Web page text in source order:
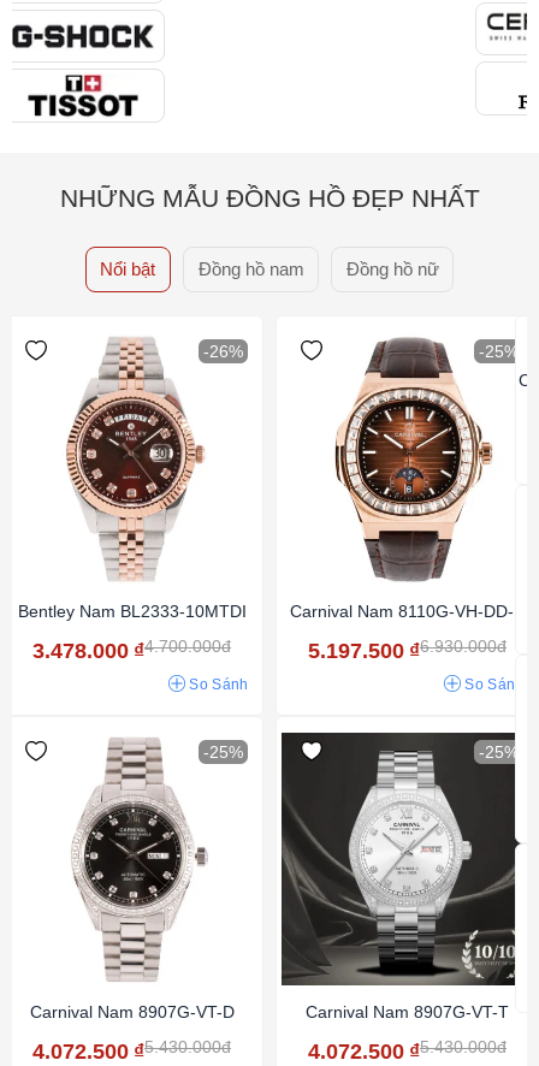
NHỮNG MẪU ĐỒNG HỒ ĐẸP NHẤT
Nổi bật Đồng hồ nam Đồng hồ nữ
-26%
Bentley Nam BL2333-10MTDI
3.478.000 ₫4.700.000đ
So Sánh
-25%
Carnival Nam 8110G-VH-DD-N
5.197.500 ₫6.930.000đ
So Sánh
-25%
Carnival Nam 8907G-VT-D
4.072.500 ₫5.430.000đ
-25%
Carnival Nam 8907G-VT-T
4.072.500 ₫5.430.000đ